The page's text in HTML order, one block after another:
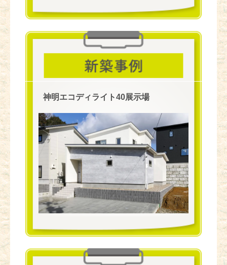
神明エコディライト40展示場